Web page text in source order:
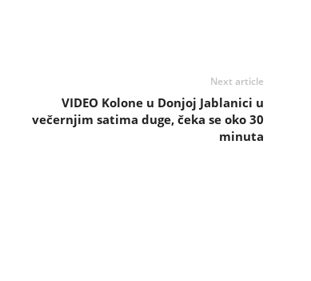
Next article
VIDEO Kolone u Donjoj Jablanici u
večernjim satima duge, čeka se oko 30
minuta